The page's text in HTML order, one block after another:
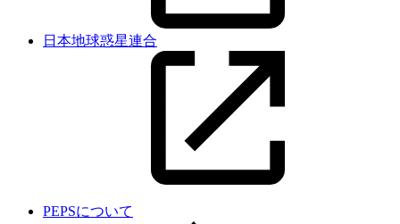
日本地球惑星連合
PEPSについて